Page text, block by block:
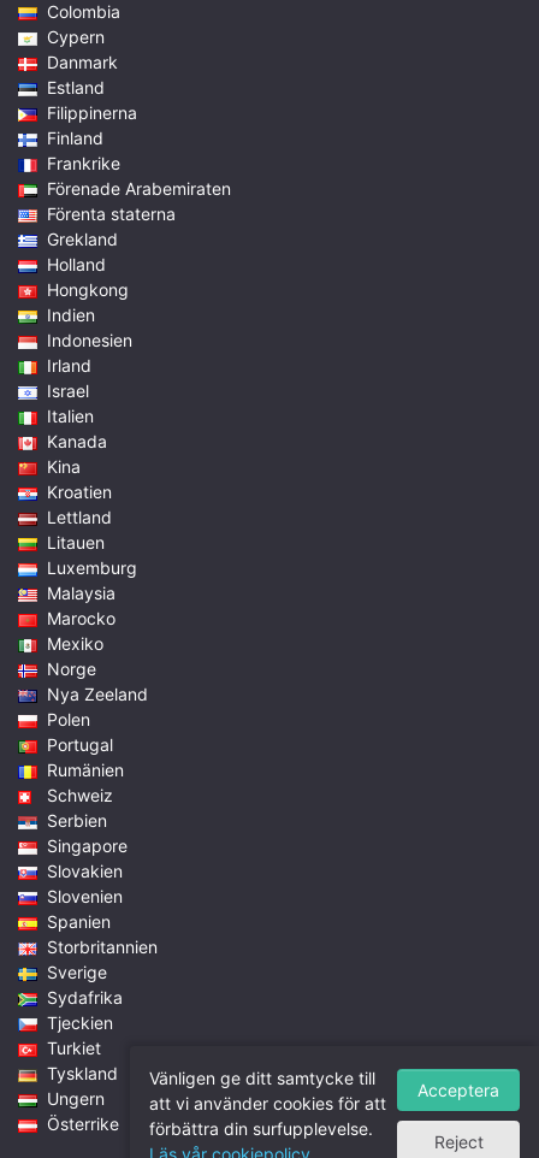
Colombia
Cypern
Danmark
Estland
Filippinerna
Finland
Frankrike
Förenade Arabemiraten
Förenta staterna
Grekland
Holland
Hongkong
Indien
Indonesien
Irland
Israel
Italien
Kanada
Kina
Kroatien
Lettland
Litauen
Luxemburg
Malaysia
Marocko
Mexiko
Norge
Nya Zeeland
Polen
Portugal
Rumänien
Schweiz
Serbien
Singapore
Slovakien
Slovenien
Spanien
Storbritannien
Sverige
Sydafrika
Tjeckien
Turkiet
Tyskland
Ungern
Österrike
Vänligen ge ditt samtycke till
att vi använder cookies för att
förbättra din surfupplevelse.
Läs vår cookiepolicy.
Acceptera
Reject